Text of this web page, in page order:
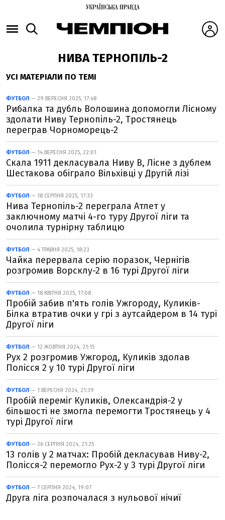
НИВА ТЕРНОПІЛЬ-2
УСІ МАТЕРІАЛИ ПО ТЕМІ
ФУТБОЛ — 29 ВЕРЕСНЯ 2025, 17:48
Рибалка та дубль Волошина допомогли Лісному
здолати Ниву Тернопіль-2, Тростянець
переграв Чорноморець-2
ФУТБОЛ — 14 ВЕРЕСНЯ 2025, 22:01
Скала 1911 декласувала Ниву В, Лісне з дублем
Шестакова обіграло Вільхівці у Другій лізі
ФУТБОЛ — 18 СЕРПНЯ 2025, 17:33
Нива Тернопіль-2 переграла Атлет у
заключному матчі 4-го туру Другої ліги та
очолила турнірну таблицю
ФУТБОЛ — 4 ТРАВНЯ 2025, 18:23
Чайка перервала серію поразок, Чернігів
розгромив Ворсклу-2 в 16 турі Другої ліги
ФУТБОЛ — 18 КВІТНЯ 2025, 17:08
Пробій забив п'ять голів Ужгороду, Куликів-
Білка втратив очки у грі з аутсайдером в 14 турі
Другої ліги
ФУТБОЛ — 12 ЖОВТНЯ 2024, 21:15
Рух 2 розгромив Ужгород, Куликів здолав
Полісся 2 у 10 турі Другої ліги
ФУТБОЛ — 1 ВЕРЕСНЯ 2024, 21:39
Пробій переміг Куликів, Олександрія-2 у
більшості не змогла перемогти Тростянець у 4
турі Другої ліги
ФУТБОЛ — 26 СЕРПНЯ 2024, 21:25
13 голів у 2 матчах: Пробій декласував Ниву-2,
Полісся-2 перемогло Рух-2 у 3 турі Другої ліги
ФУТБОЛ — 7 СЕРПНЯ 2024, 19:07
Друга ліга розпочалася з нульової нічиї